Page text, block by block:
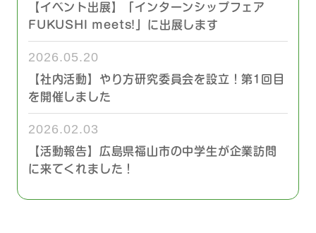
【イベント出展】「インターンシップフェア
FUKUSHI meets!」に出展します
【社内活動】やり方研究委員会を設立！第1回目
を開催しました
2026.05.20
【活動報告】広島県福山市の中学生が企業訪問
に来てくれました！
2026.02.03